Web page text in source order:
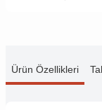
Ürün Özellikleri